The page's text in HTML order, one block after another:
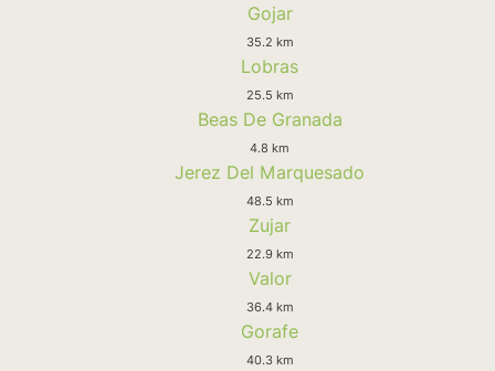
Gojar
35.2 km
Lobras
25.5 km
Beas De Granada
4.8 km
Jerez Del Marquesado
48.5 km
Zujar
22.9 km
Valor
36.4 km
Gorafe
40.3 km